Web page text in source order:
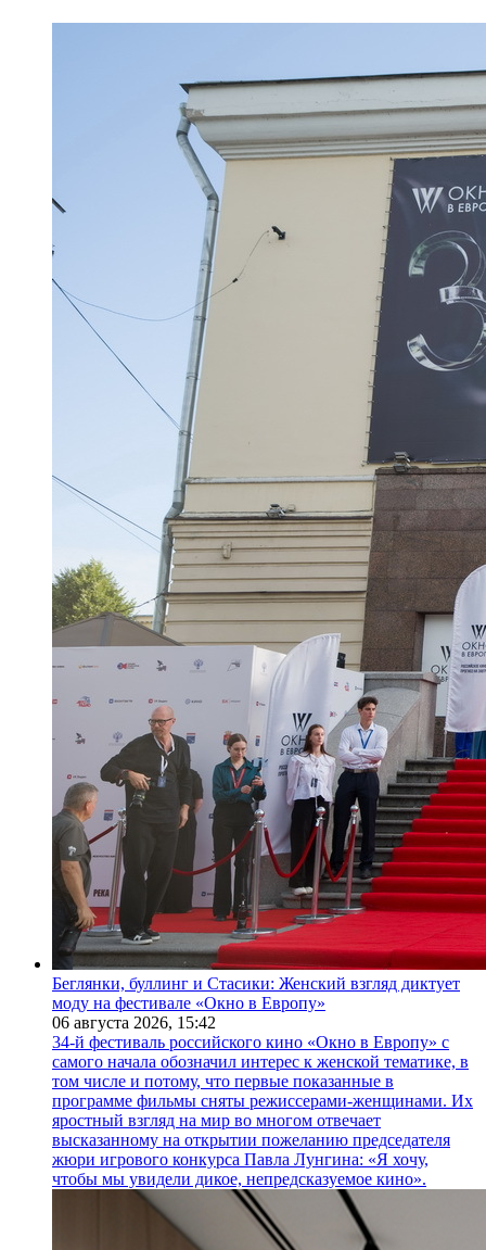
Беглянки, буллинг и Стасики: Женский взгляд диктует
моду на фестивале «Окно в Европу»
06 августа 2026, 15:42
34-й фестиваль российского кино «Окно в Европу» с
самого начала обозначил интерес к женской тематике, в
том числе и потому, что первые показанные в
программе фильмы сняты режиссерами-женщинами. Их
яростный взгляд на мир во многом отвечает
высказанному на открытии пожеланию председателя
жюри игрового конкурса Павла Лунгина: «Я хочу,
чтобы мы увидели дикое, непредсказуемое кино».